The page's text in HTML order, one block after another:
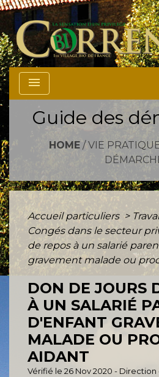
menu
Guide des
HOME/VIE
Accueil particuliers >
Congés dans le secteur
de repos à un salarié
gravement malade ou
DON DE JOURS
À UN SALARIÉ
D'ENFANT
MALADE OU
AIDANT
Vérifié le 26 Nov 2020 -